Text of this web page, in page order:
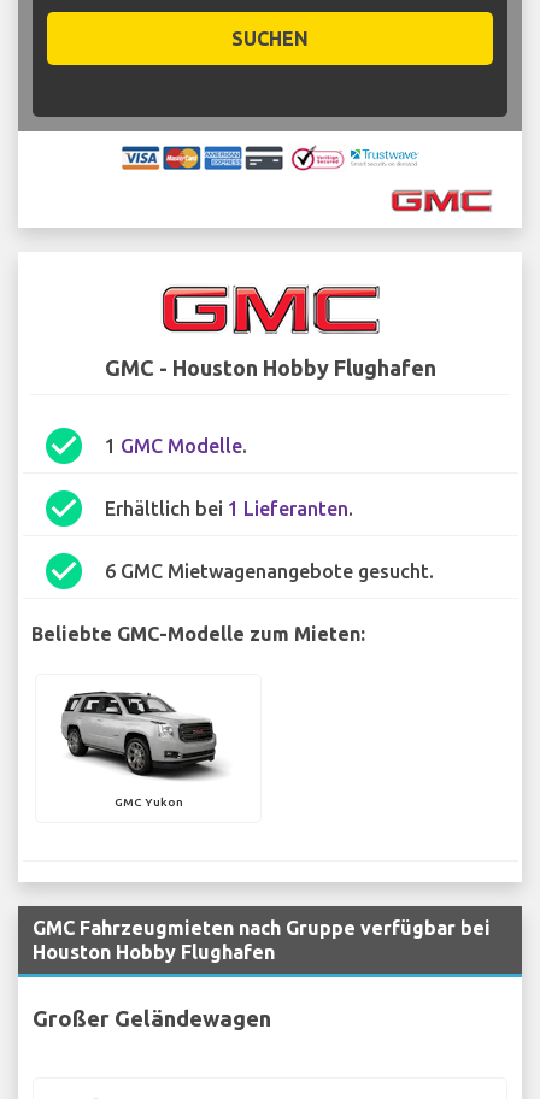
SUCHEN
GMC - Houston Hobby Flughafen
check_circle 1 GMC Modelle.
check_circle Erhältlich bei 1 Lieferanten.
check_circle 6 GMC Mietwagenangebote gesucht.
Beliebte GMC-Modelle zum Mieten:
GMC Yukon
GMC Fahrzeugmieten nach Gruppe verfügbar bei
Houston Hobby Flughafen
Großer Geländewagen